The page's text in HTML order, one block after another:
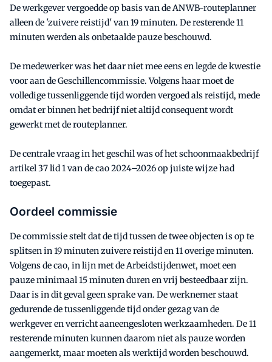
De werkgever vergoedde op basis van de ANWB-routeplanner
alleen de 'zuivere reistijd' van 19 minuten. De resterende 11
minuten werden als onbetaalde pauze beschouwd.
De medewerker was het daar niet mee eens en legde de kwestie
voor aan de Geschillencommissie. Volgens haar moet de
volledige tussenliggende tijd worden vergoed als reistijd, mede
omdat er binnen het bedrijf niet altijd consequent wordt
gewerkt met de routeplanner.
De centrale vraag in het geschil was of het schoonmaakbedrijf
artikel 37 lid 1 van de cao 2024–2026 op juiste wijze had
toegepast.
Oordeel commissie
De commissie stelt dat de tijd tussen de twee objecten is op te
splitsen in 19 minuten zuivere reistijd en 11 overige minuten.
Volgens de cao, in lijn met de Arbeidstijdenwet, moet een
pauze minimaal 15 minuten duren en vrij besteedbaar zijn.
Daar is in dit geval geen sprake van. De werknemer staat
gedurende de tussenliggende tijd onder gezag van de
werkgever en verricht aaneengesloten werkzaamheden. De 11
resterende minuten kunnen daarom niet als pauze worden
aangemerkt, maar moeten als werktijd worden beschouwd.